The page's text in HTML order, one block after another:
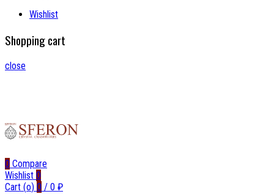
Wishlist
Shopping cart
close
0 Compare
Wishlist 0
Cart (o) 0 / 0 ₽